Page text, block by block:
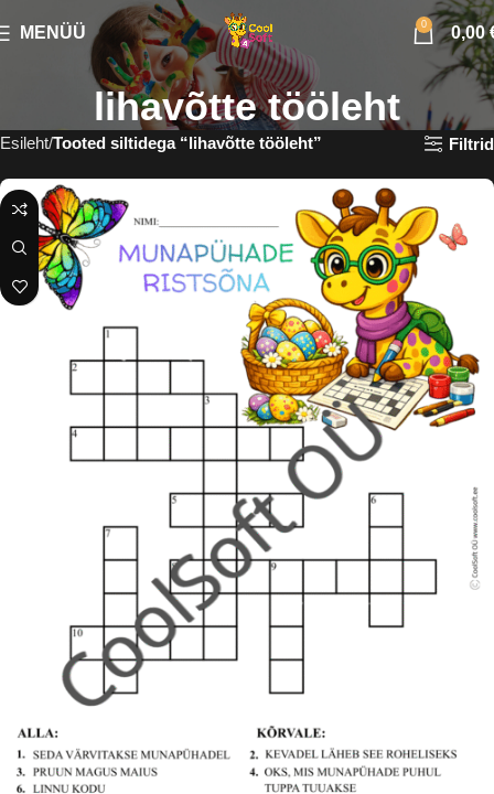
MENÜÜ 0 0,00
lihavõtte tööleht
Esileht Tooted siltidega “lihavõtte tööleht” Filtrid